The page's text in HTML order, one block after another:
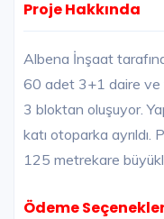
Proje Hakkında
Albena İnşaat
60 adet 3+1 daire ve
3 bloktan oluşuyor.
katı otoparka
125 metrekare
Ödeme